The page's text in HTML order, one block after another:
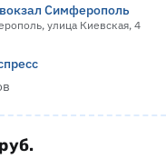
Симферополь
улица Киевская, 4
руб.